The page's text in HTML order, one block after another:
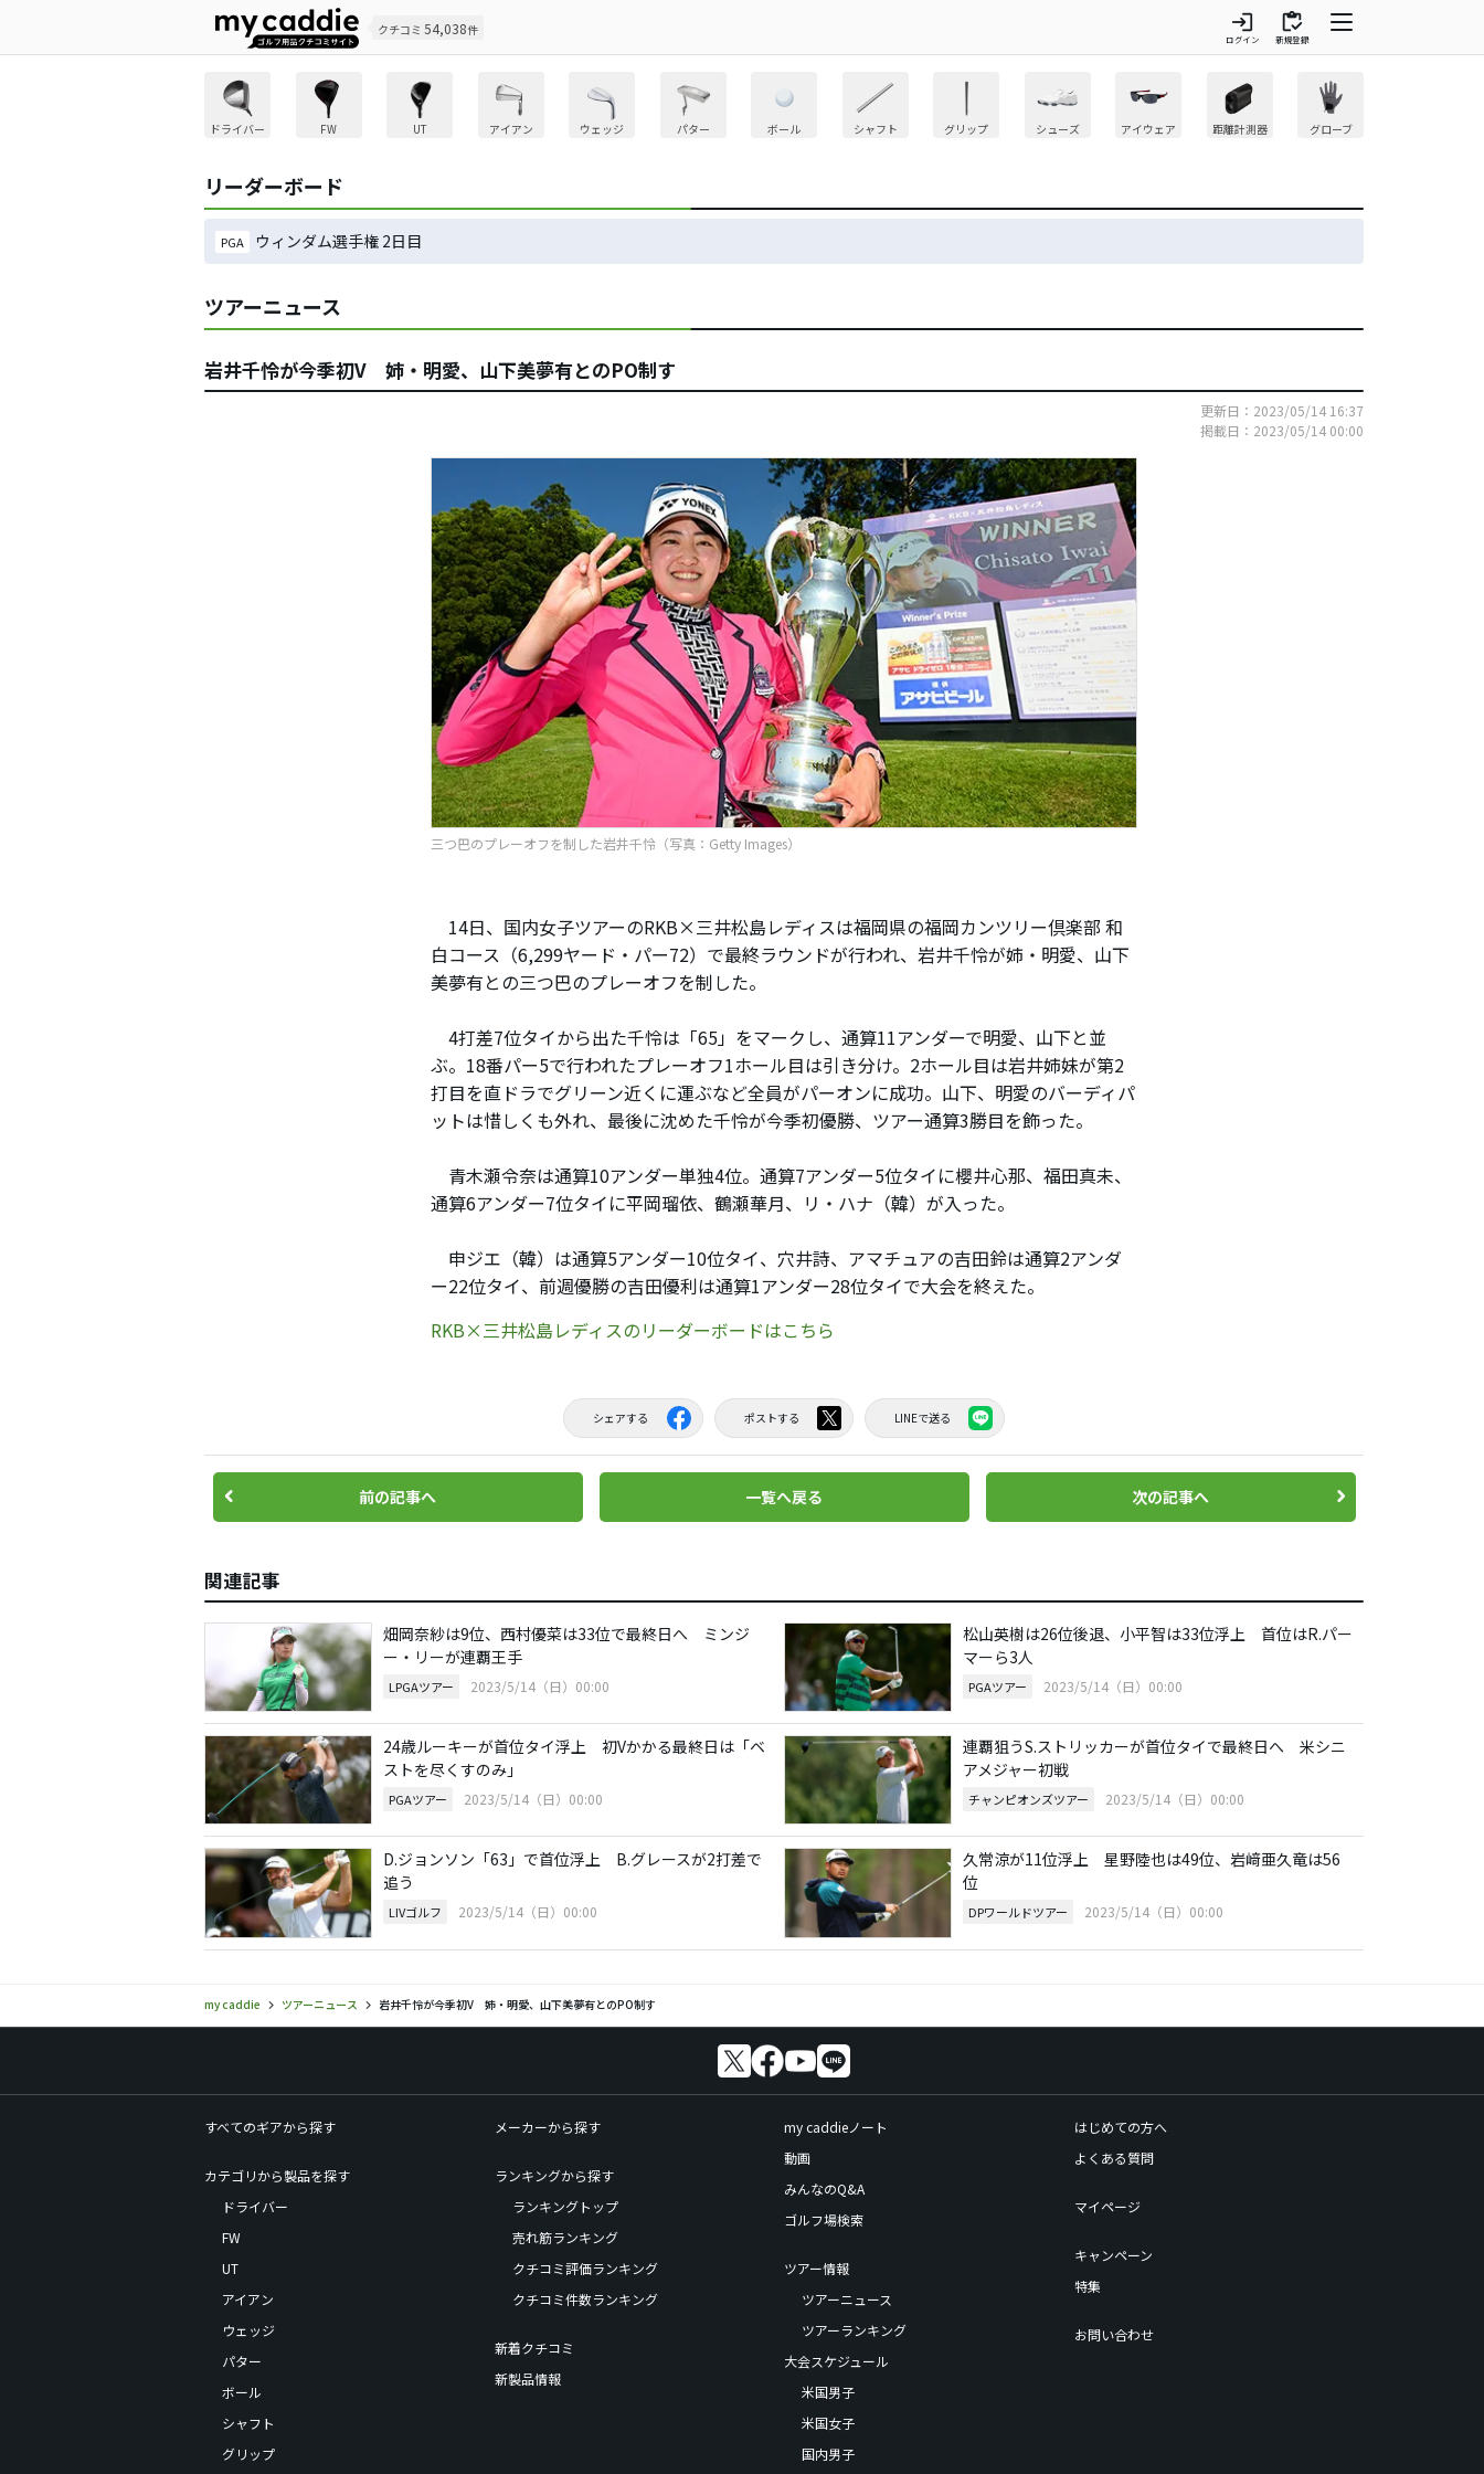
クチコミ 54,038件 login
ログイン
inventory
新規登録
ドライバー FW UT アイアン ウェッジ パター ボール シャフト グリップ シューズ アイウェア 距離計測器 グローブ
リーダーボード
PGA ウィンダム選手権 2日目
ツアーニュース
岩井千怜が今季初V 姉・明愛、山下美夢有とのPO制す
更新日：2023/05/14 16:37
掲載日：2023/05/14 00:00
三つ巴のプレーオフを制した岩井千怜（写真：Getty Images）
14日、国内女子ツアーのRKB×三井松島レディスは福岡県の福岡カンツリー倶楽部 和
白コース（6,299ヤード・パー72）で最終ラウンドが行われ、岩井千怜が姉・明愛、山下
美夢有との三つ巴のプレーオフを制した。
4打差7位タイから出た千怜は「65」をマークし、通算11アンダーで明愛、山下と並
ぶ。18番パー5で行われたプレーオフ1ホール目は引き分け。2ホール目は岩井姉妹が第2
打目を直ドラでグリーン近くに運ぶなど全員がパーオンに成功。山下、明愛のバーディパ
ットは惜しくも外れ、最後に沈めた千怜が今季初優勝、ツアー通算3勝目を飾った。
青木瀬令奈は通算10アンダー単独4位。通算7アンダー5位タイに櫻井心那、福田真未、
通算6アンダー7位タイに平岡瑠依、鶴瀬華月、リ・ハナ（韓）が入った。
申ジエ（韓）は通算5アンダー10位タイ、穴井詩、アマチュアの吉田鈴は通算2アンダ
ー22位タイ、前週優勝の吉田優利は通算1アンダー28位タイで大会を終えた。
RKB×三井松島レディスのリーダーボードはこちら
シェアする ポストする LINEで送る
前の記事へ 一覧へ戻る 次の記事へ
関連記事
畑岡奈紗は9位、西村優菜は33位で最終日へ ミンジ
ー・リーが連覇王手
LPGAツアー 2023/5/14（日）00:00
松山英樹は26位後退、小平智は33位浮上 首位はR.パー
マーら3人
PGAツアー 2023/5/14（日）00:00
24歳ルーキーが首位タイ浮上 初Vかかる最終日は「ベ
ストを尽くすのみ」
PGAツアー 2023/5/14（日）00:00
連覇狙うS.ストリッカーが首位タイで最終日へ 米シニ
アメジャー初戦
チャンピオンズツアー 2023/5/14（日）00:00
D.ジョンソン「63」で首位浮上 B.グレースが2打差で
追う
LIVゴルフ 2023/5/14（日）00:00
久常涼が11位浮上 星野陸也は49位、岩﨑亜久竜は56
位
DPワールドツアー 2023/5/14（日）00:00
my caddie ツアーニュース 岩井千怜が今季初V 姉・明愛、山下美夢有とのPO制す
すべてのギアから探す
カテゴリから製品を探す
ドライバー
FW
UT
アイアン
ウェッジ
パター
ボール
シャフト
グリップ
メーカーから探す
ランキングから探す
ランキングトップ
売れ筋ランキング
クチコミ評価ランキング
クチコミ件数ランキング
新着クチコミ
新製品情報
my caddieノート
動画
みんなのQ&A
ゴルフ場検索
ツアー情報
ツアーニュース
ツアーランキング
大会スケジュール
米国男子
米国女子
国内男子
はじめての方へ
よくある質問
マイページ
キャンペーン
特集
お問い合わせ